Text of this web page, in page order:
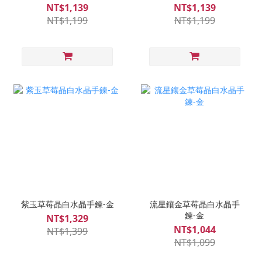
NT$1,139
NT$1,199
NT$1,139
NT$1,199
紫玉草莓晶白水晶手鍊-金
NT$1,329
NT$1,399
流星鑲金草莓晶白水晶手
鍊-金
NT$1,044
NT$1,099